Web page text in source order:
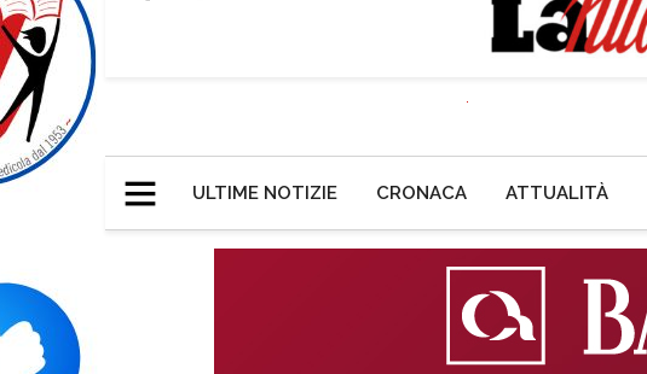
ULTIME NOTIZIE CRONACA ATTUALITÀ